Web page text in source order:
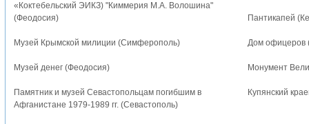
«Коктебельский ЭИКЗ) "Киммерия М.А. Волошина"
(Феодосия)
Музей Крымской милиции (Симферополь)
Музей денег (Феодосия)
Памятник и музей Севастопольцам погибшим в
Афганистане 1979-1989 гг. (Севастополь)
Пантикапей
Дом офицеров
Монумент
Купянский